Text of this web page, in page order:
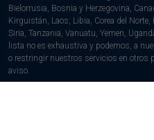
Bielorrusia, Bosnia y Herzegovina,
Kirguistán, Laos, Libia, Corea del
Siria, Tanzania, Vanuatu, Yemen,
lista no es exhaustiva y podemos, a
o restringir nuestros servicios en otros
aviso.